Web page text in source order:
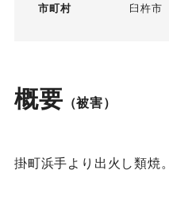
市町村 臼杵市
概要 （被害）
掛町浜手より出火し類焼。